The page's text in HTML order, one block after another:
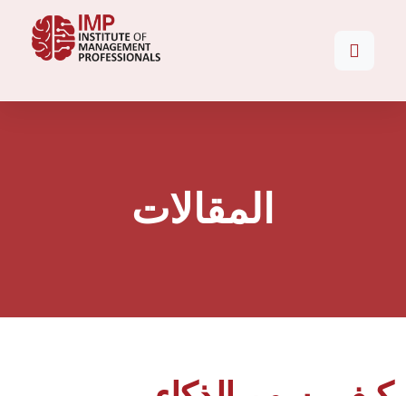
المقالات